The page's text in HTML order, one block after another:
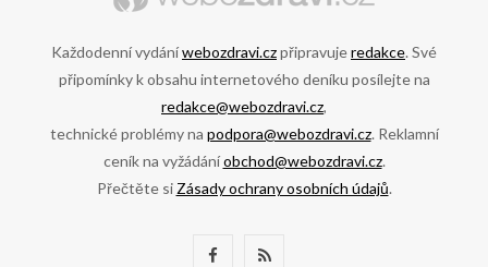
Každodenní vydáníwebozdravi.czpřipravujeredakce. Své
připomínky k obsahu internetového deníku posílejte na
redakce@webozdravi.cz,
technické problémy na podpora@webozdravi.cz. Reklamní
ceník na vyžádáníobchod@webozdravi.cz.
Přečtěte si Zásady ochrany osobních údajů.
R